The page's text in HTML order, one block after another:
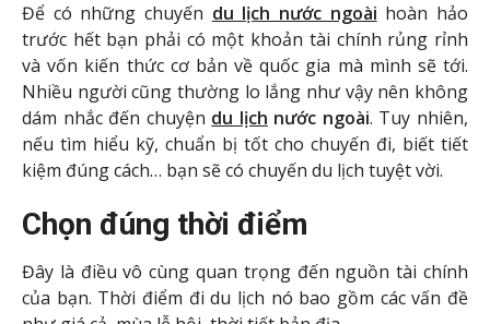
Để có những chuyến du lịch nước ngoài hoàn hảo
trước hết bạn phải có một khoản tài chính rủng rỉnh
và vốn kiến thức cơ bản về quốc gia mà mình sẽ tới.
Nhiều người cũng thường lo lắng như vậy nên không
dám nhắc đến chuyện du lịch nước ngoài. Tuy nhiên,
nếu tìm hiểu kỹ, chuẩn bị tốt cho chuyến đi, biết tiết
kiệm đúng cách… bạn sẽ có chuyến du lịch tuyệt vời.
Chọn đúng thời điểm
Đây là điều vô cùng quan trọng đến nguồn tài chính
của bạn. Thời điểm đi du lịch nó bao gồm các vấn đề